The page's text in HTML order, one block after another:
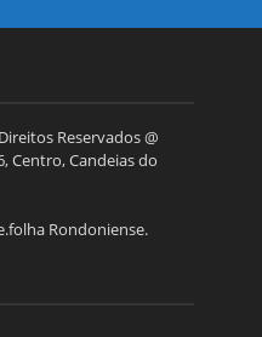
Reservados @
Centro, Candeias do
Rondoniense.